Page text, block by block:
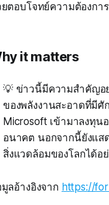
ตอบโจทย์ความต้องกา
it matters
💡 ข่าวนี้มีความสำคัญอย่
ของพลังงานสะอาดที่มีศั
Microsoft เข้ามาลงทุน
อนาคต นอกจากนี้ยังแส
สิ่งแวดล้อมของโลกได้อ
ลอ้างอิงจาก https://